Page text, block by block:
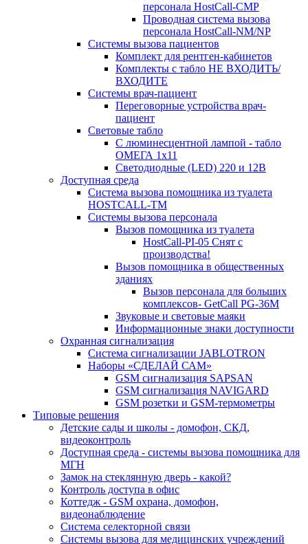
персонала HostCall-CMP
Проводная система вызова
персонала HostCall-NM/NP
Системы вызова пациентов
Комплект для рентген-кабинетов
Комплекты с табло НЕ ВХОДИТЬ/
ВХОДИТЕ
Системы врач-пациент
Переговорные устройства врач-
пациент
Световые табло
С люминесцентной лампой - табло
ОМЕГА 1х11
Светодиодные (LED) 220 и 12В
Доступная среда
Система вызова помощника из туалета
HOSTCALL-TM
Системы вызова персонала
Вызов помощника из туалета
HostCall-PI-05 Снят с
производства!
Вызов помощника в общественных
зданиях
Вызов персонала для больших
комплексов- GetCall PG-36M
Звуковые и световые маяки
Информационные знаки доступности
Охранная сигнализация
Система сигнализации JABLOTRON
Наборы «СДЕЛАЙ САМ»
GSM сигнализация SAPSAN
GSM сигнализация NAVIGARD
GSM розетки и GSM-термометры
Типовые решения
Детские сады и школы - домофон, СКД,
видеоконтроль
Доступная среда - системы вызова помощника для
МГН
Замок на стеклянную дверь - какой?
Контроль доступа в офис
Коттедж - GSM охрана, домофон,
видеонаблюдение
Система селекторной связи
Системы вызова для медицинских учреждений